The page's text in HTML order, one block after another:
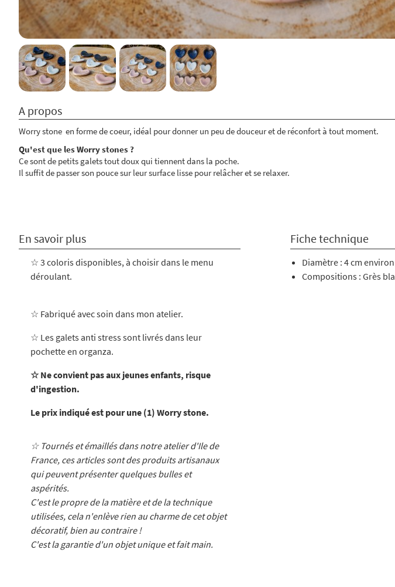
A propos
Worry stone en forme de coeur, idéal pour donner un peu de douceur et de réconfort à tout moment.
Qu'est que les Worry stones ?
Ce sont de petits galets tout doux qui tiennent dans la poche.
Il suffit de passer son pouce sur leur surface lisse pour relâcher et se relaxer.
En savoir plus
☆ 3 coloris disponibles, à choisir dans le menu
déroulant.
☆ Fabriqué avec soin dans mon atelier.
☆ Les galets anti stress sont livrés dans leur
pochette en organza.
☆ Ne convient pas aux jeunes enfants, risque
d'ingestion.
Le prix indiqué est pour une (1) Worry stone.
☆ Tournés et émaillés dans notre atelier d'Ile de
France, ces articles sont des produits artisanaux
qui peuvent présenter quelques bulles et
aspérités.
C'est le propre de la matière et de la technique
utilisées, cela n'enlève rien au charme de cet objet
décoratif, bien au contraire !
C'est la garantie d'un objet unique et fait main.
Fiche technique
Diamètre : 4 cm environ
Compositions : Grès